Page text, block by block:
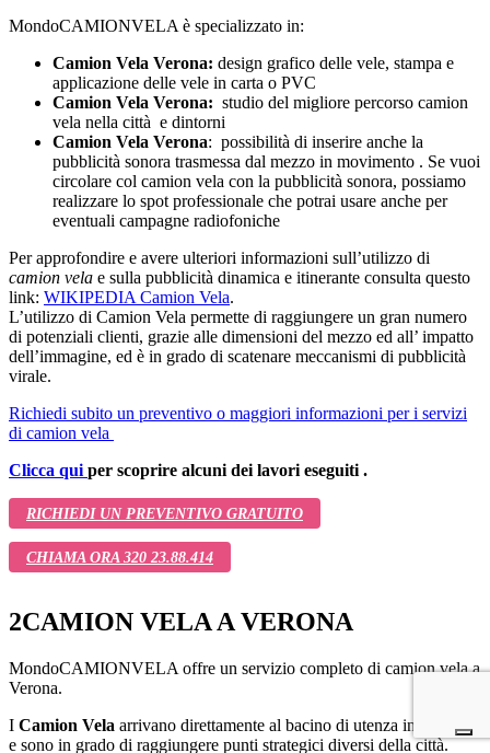
MondoCAMIONVELA è specializzato in:
Camion Vela Verona: design grafico delle vele, stampa e
applicazione delle vele in carta o PVC
Camion Vela Verona: studio del migliore percorso camion
vela nella città e dintorni
Camion Vela Verona: possibilità di inserire anche la
pubblicità sonora trasmessa dal mezzo in movimento . Se vuoi
circolare col camion vela con la pubblicità sonora, possiamo
realizzare lo spot professionale che potrai usare anche per
eventuali campagne radiofoniche
Per approfondire e avere ulteriori informazioni sull’utilizzo di
camion vela e sulla pubblicità dinamica e itinerante consulta questo
link: WIKIPEDIA Camion Vela.
L’utilizzo di Camion Vela permette di raggiungere un gran numero
di potenziali clienti, grazie alle dimensioni del mezzo ed all’ impatto
dell’immagine, ed è in grado di scatenare meccanismi di pubblicità
virale.
Richiedi subito un preventivo o maggiori informazioni per i servizi
di camion vela
Clicca qui per scoprire alcuni dei lavori eseguiti .
RICHIEDI UN PREVENTIVO GRATUITO
CHIAMA ORA 320 23.88.414
2CAMION VELA A VERONA
MondoCAMIONVELA offre un servizio completo di camion vela a
Verona.
I Camion Vela arrivano direttamente al bacino di utenza interessato
e sono in grado di raggiungere punti strategici diversi della città.